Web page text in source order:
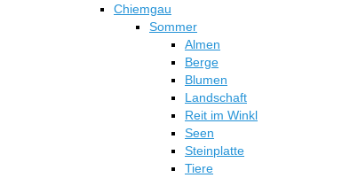
der
Produktseite
gewählt
werden
Chiemgau
Sommer
Almen
Berge
Blumen
Landschaft
Reit im Winkl
Seen
Steinplatte
Tiere